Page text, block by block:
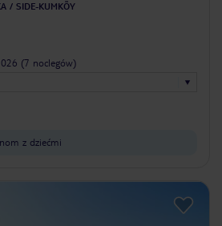
SIDE-KUMKÖY
(7 noclegów)
z dziećmi